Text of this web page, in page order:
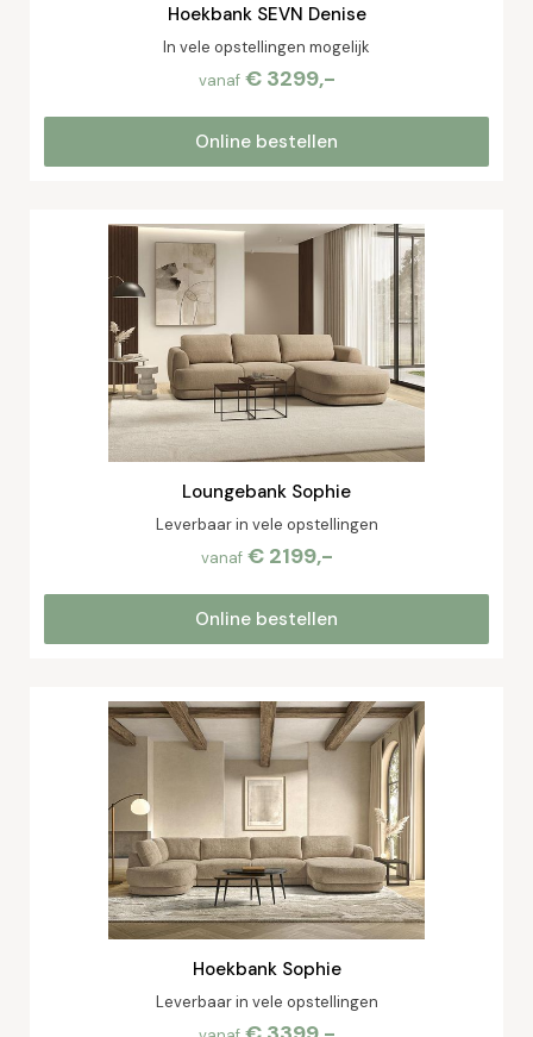
Hoekbank SEVN Denise
In vele opstellingen mogelijk
vanaf € 3299,-
Online bestellen
Loungebank Sophie
Leverbaar in vele opstellingen
vanaf € 2199,-
Online bestellen
Hoekbank Sophie
Leverbaar in vele opstellingen